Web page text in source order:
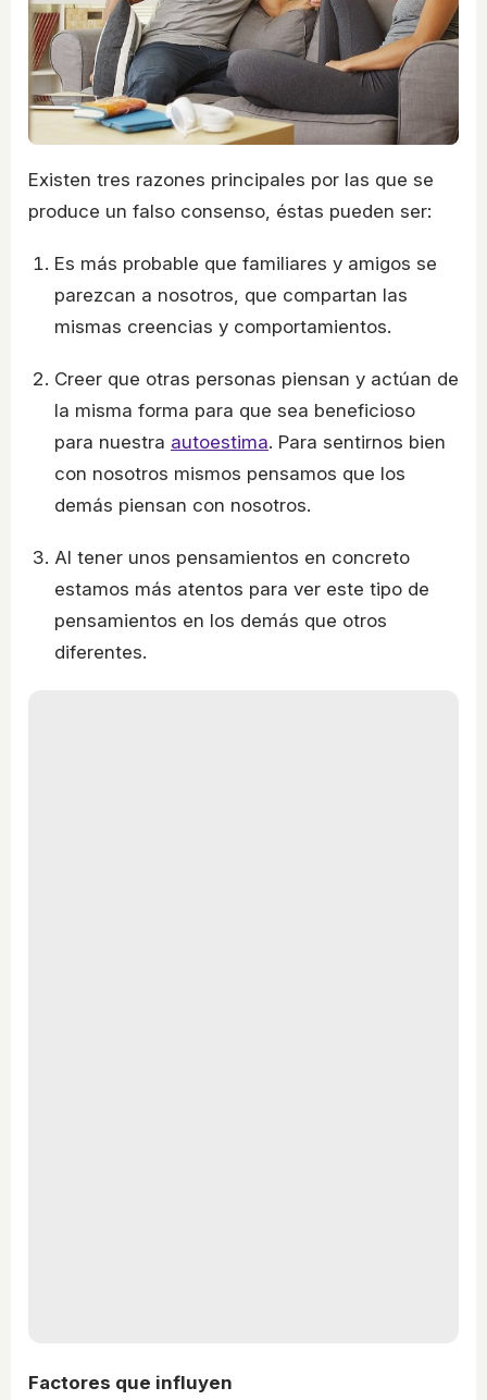
Existen tres razones principales por las que se
produce un falso consenso, éstas pueden ser:
Es más probable que familiares y amigos se
parezcan a nosotros, que compartan las
mismas creencias y comportamientos.
Creer que otras personas piensan y actúan de
la misma forma para que sea beneficioso
para nuestra autoestima. Para sentirnos bien
con nosotros mismos pensamos que los
demás piensan con nosotros.
Al tener unos pensamientos en concreto
estamos más atentos para ver este tipo de
pensamientos en los demás que otros
diferentes.
Factores que influyen